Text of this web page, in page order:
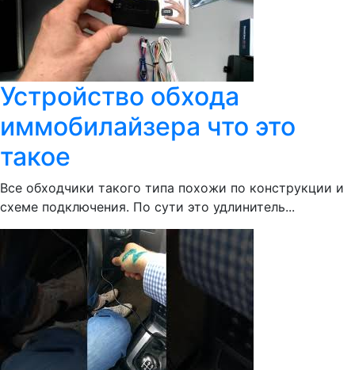
Устройство обхода
иммобилайзера что это
такое
Все обходчики такого типа похожи по конструкции и
схеме подключения. По сути это удлинитель...